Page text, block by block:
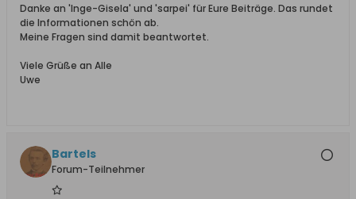
Danke an 'Inge-Gisela' und 'sarpei' für Eure Beiträge. Das rundet
die Informationen schön ab.
Meine Fragen sind damit beantwortet.
Viele Grüße an Alle
Uwe
Bartels
Forum-Teilnehmer